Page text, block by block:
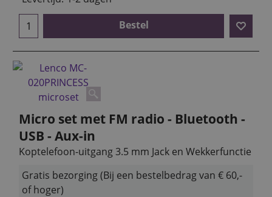
Bestel
Micro set met FM radio - Bluetooth -
USB - Aux-in
Koptelefoon-uitgang 3.5 mm Jack en Wekkerfunctie
Gratis bezorging (Bij een bestelbedrag van € 60,-
of hoger)